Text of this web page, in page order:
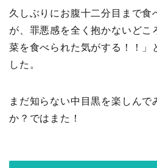
久しぶりにお腹十二分目まで食
が、罪悪感を全く抱かないどこ
菜を食べられた気がする！！」
した。
まだ知らない中目黒を楽しんで
か？ではまた！